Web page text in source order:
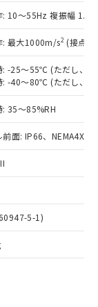
: 10～55Hz 複振幅
: 最大1000m/s2 (接点
: -25～55℃ (ただし、氷
: -40～80℃ (ただし、氷
: 35～85%RH
前面: IP66、NEMA4X,
5-1)
内デー
り、閲
よび標
とをご
はお客
当のオ
売員に
販売拠
ご確認
当社の
たは開
成サー
I-Web
必要が
下、 カド
ビフェニル
エーテル類
ヘキシ
ル酸ブチ
ジブチル
チル
に対する
超える意
、予定
カドミウ
化ビフェ
ルエーテ
が基
有害物
影響を
を輸出
、日本
取引許
続きを
は、完
されな
サイ
その他
に一切
売する
を当
社は、
者が違
は、取
あり
につ
、ま
制御
ご確
況の